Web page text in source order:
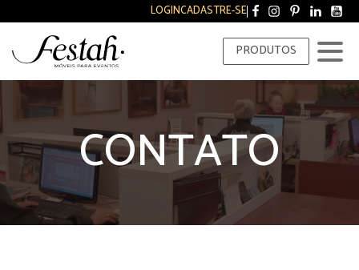
LOGINCADASTRE-SE
PRODUTOS
CONTATO